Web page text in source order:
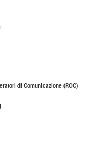
di Comunicazione (ROC)